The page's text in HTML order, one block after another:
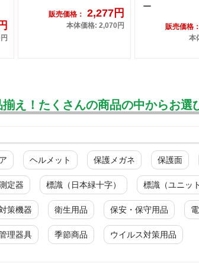
販売価格： 2,277円
本体価格: 2,070円
ー
販売価格：
本
え！たくさんの商品の中からお選
ヘルメット 保護メガネ 保護面
定器 標識（日本緑十字） 標識（ユニッ
策機器 衛生用品 保安・保守用品
理器具 季節商品 ウイルス対策用品